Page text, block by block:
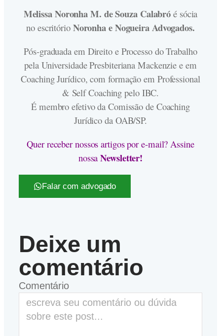
Melissa Noronha M. de Souza Calabró é sócia
no escritório Noronha e Nogueira Advogados.
Pós-graduada em Direito e Processo do Trabalho
pela Universidade Presbiteriana Mackenzie e em
Coaching Jurídico, com formação em Professional
& Self Coaching pelo IBC.
É membro efetivo da Comissão de Coaching
Jurídico da OAB/SP.
Quer receber nossos artigos por e-mail? Assine
nossaNewsletter!
Falar com advogado
Deixe um
comentário
Comentário